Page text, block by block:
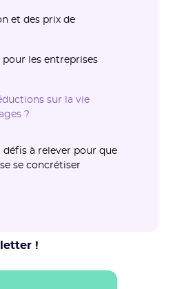
et des prix de
les entreprises
sur la vie
?
à relever pour que
se concrétiser
œuvre de ces lois et
!